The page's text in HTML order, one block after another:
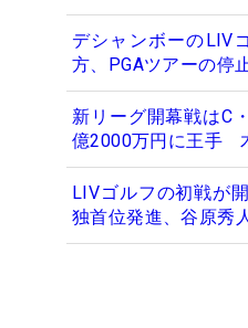
デシャンボーのLIV
方、PGAツアーの停
新リーグ開幕戦はC
億2000万円に王手
LIVゴルフの初戦が
独首位発進、谷原秀